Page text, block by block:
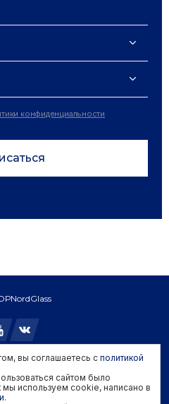
конфиденциальности
NordGlass
All rights reserved.
файлов cookie
вы соглашаетесь с политикой
сайтом было
используем cookie, написано в
.